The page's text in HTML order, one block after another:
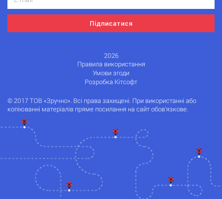
Підписатися
2026
Правила використання
Умови згоди
Розробка Кітсофт
© 2017 ТОВ «Зручно». Всі права захищені. При використанні або
копіюванні матеріалів пряме посилання на сайт обов'язкове.